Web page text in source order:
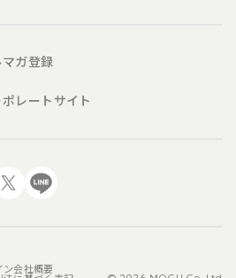
登録希望者が本規約に同意の上、当社
用登録を申請し、当社がこれに対す
者に以下の事由があると判断した場
マガ登録
ポレートサイト
ン会社概要